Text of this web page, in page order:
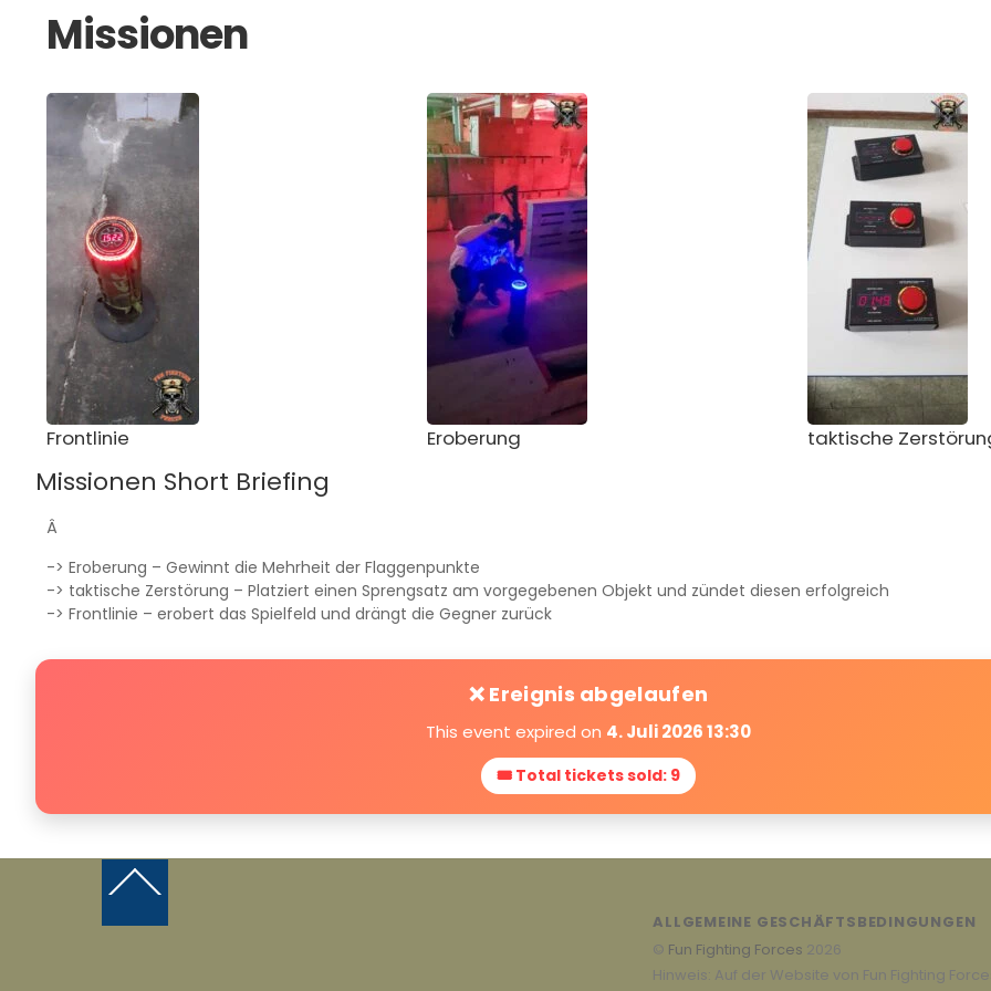
Missionen
Frontlinie Eroberung taktische
Missionen Short Briefing
Â
-> Eroberung – Gewinnt die Mehrheit der Flaggenpunkte
-> taktische Zerstörung – Platziert einen Sprengsatz am vorgegebenen Objekt und zündet diesen erfolgreich
-> Frontlinie – erobert das Spielfeld und drängt die Gegner zurück
❌ Ereignis abgelaufen
This event expired on 4. Juli 2026 13:30
🎟 Total tickets sold: 9
Back
Top
ALLGEMEINE GESCHÄFTSBEDINGUNGEN
© Fun Fighting Forces 2026
Hinweis: Auf der Website von Fun Fighting